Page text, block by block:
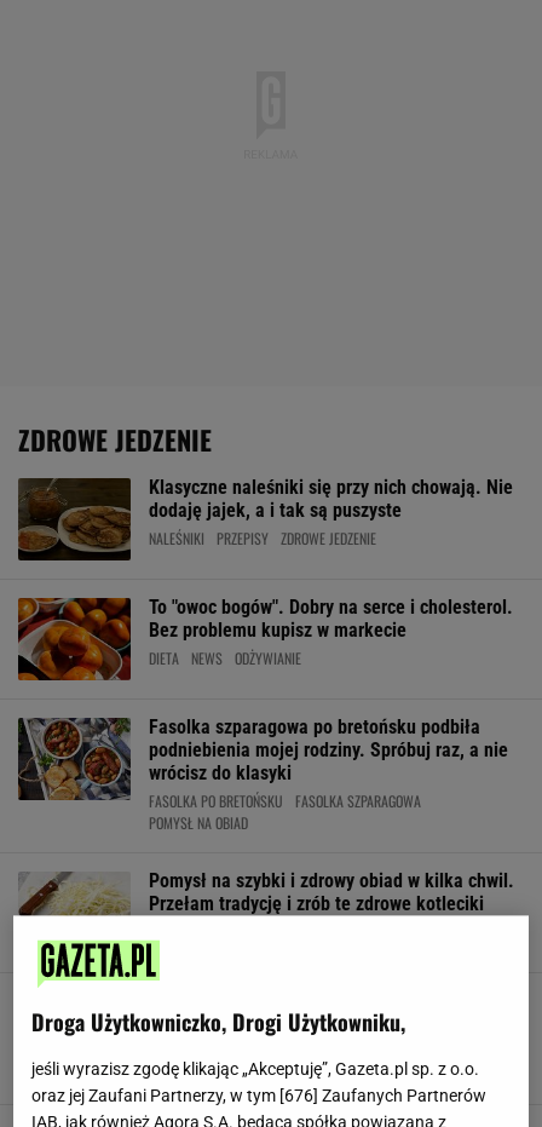
ZDROWE JEDZENIE
Klasyczne naleśniki się przy nich chowają. Nie
dodaję jajek, a i tak są puszyste
NALEŚNIKI PRZEPISY ZDROWE JEDZENIE
To "owoc bogów". Dobry na serce i cholesterol.
Bez problemu kupisz w markecie
DIETA NEWS ODŻYWIANIE
Fasolka szparagowa po bretońsku podbiła
podniebienia mojej rodziny. Spróbuj raz, a nie
wrócisz do klasyki
FASOLKA PO BRETOŃSKU
FASOLKA SZPARAGOWA
POMYSŁ NA OBIAD
Pomysł na szybki i zdrowy obiad w kilka chwil.
Przełam tradycję i zrób te zdrowe kotleciki
ptactwo gospodarskie, może z powodzeniem
CHWASTY GWIAZDNICA ROŚLINY
Droga Użytkowniczko, Drogi Użytkowniku,
jeśli wyrazisz zgodę klikając „Akceptuję”, Gazeta.pl sp. z o.o.
oraz jej Zaufani Partnerzy, w tym [ 676 ] Zaufanych Partnerów